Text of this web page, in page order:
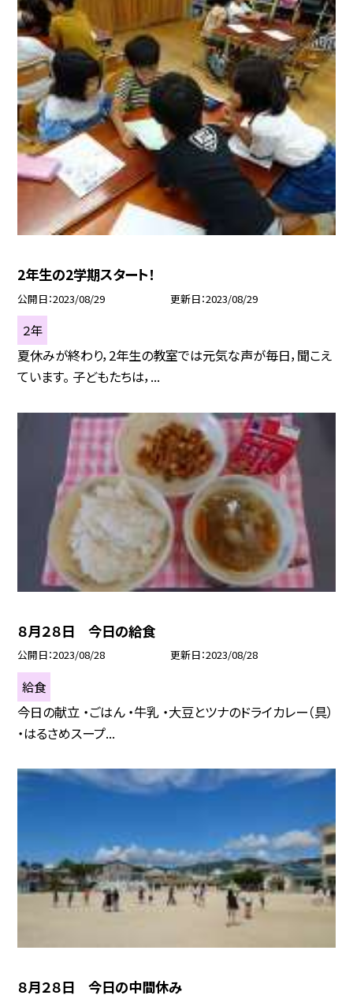
2年生の2学期スタート！
公開日 2023/08/29 更新日 2023/08/29
２年
夏休みが終わり，2年生の教室では元気な声が毎日，聞こえ
ています。 子どもたちは，...
８月２８日 今日の給食
公開日 2023/08/28 更新日 2023/08/28
給食
今日の献立 ・ごはん ・牛乳 ・大豆とツナのドライカレー（具）
・はるさめスープ...
８月２８日 今日の中間休み